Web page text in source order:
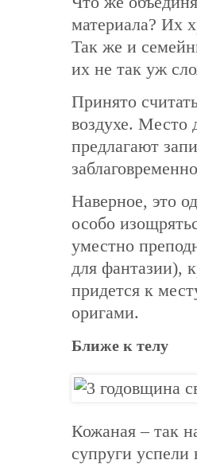
материала? Их
Так же и
их не так уж
Принято
воздухе. Место
предлагают
Наверное, это
особо
уместно
для фантазии),
придется к
оригами.
Ближе к телу
Кожаная – так
супруги успели